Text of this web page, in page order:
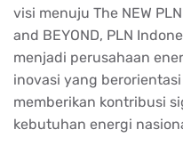
visi menuju The NEW
and BEYOND, PLN
menjadi perusahaan
inovasi yang
memberikan kontribusi
kebutuhan energi